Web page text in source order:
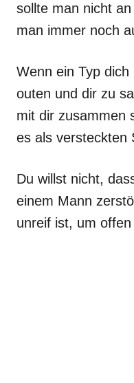
sollte man nicht
man immer noch
Wenn ein Typ
outen und dir zu
mit dir zusammen
es als versteckten
Du willst nicht,
einem Mann
unreif ist, um